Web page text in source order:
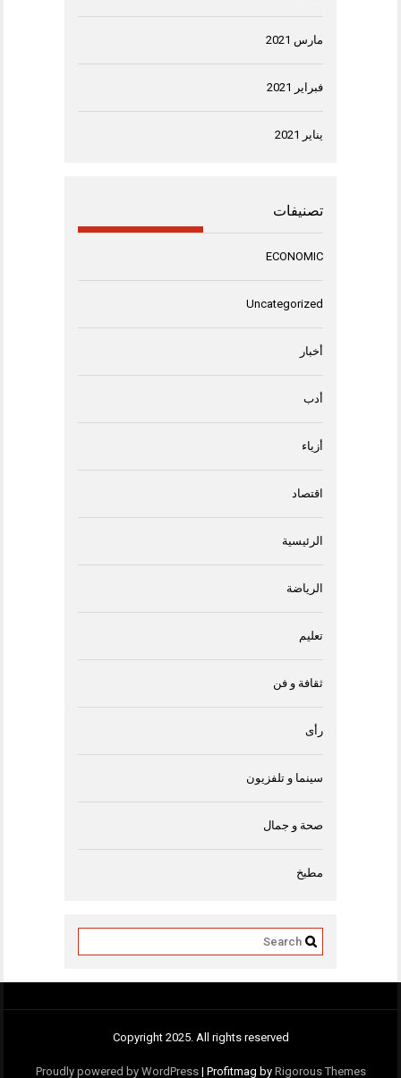
مارس 2021
فبراير 2021
يناير 2021
تصنيفات
ECONOMIC
Uncategorized
أخبار
أدب
أزياء
اقتصاد
الرئيسية
الرياضة
تعليم
ثقافة و فن
رأى
سينما و تلفزيون
صحة و جمال
مطبخ
Copyright 2025. All rights reserved
Proudly powered by WordPress | Profitmag by Rigorous Themes